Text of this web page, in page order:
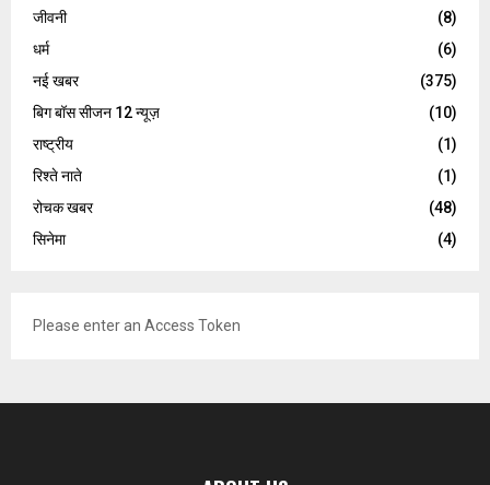
जीवनी
(8)
धर्म
(6)
नई खबर
(375)
बिग बॉस सीजन 12 न्यूज़
(10)
राष्ट्रीय
(1)
रिश्ते नाते
(1)
रोचक खबर
(48)
सिनेमा
(4)
Please enter an Access Token